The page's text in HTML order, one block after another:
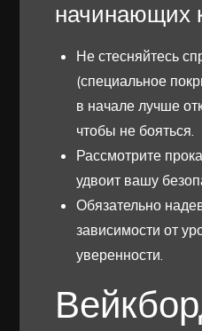
начинающих
Не стесняйтесь
(специальное
в начале лучше
чтобы не бояться.
Рассмотрите
удвоит вашу
Обязательно
зависимости от
уверенности.